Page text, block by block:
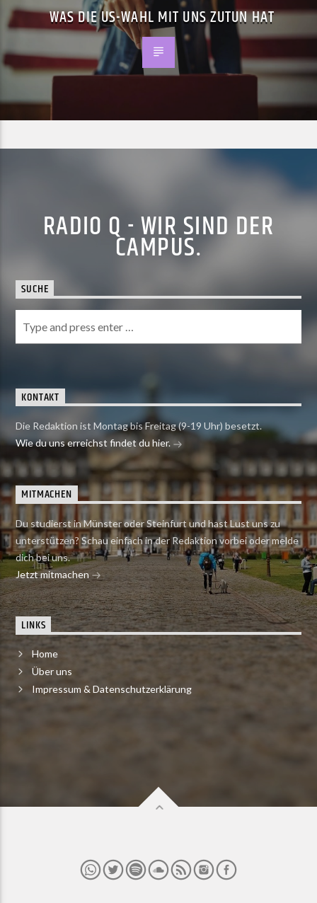
WAS DIE US-WAHL MIT UNS ZUTUN HAT
RADIO Q - WIR SIND DER
CAMPUS.
SUCHE
KONTAKT
Die Redaktion ist Montag bis Freitag (9-19 Uhr) besetzt.
Wie du uns erreichst findet du hier.
MITMACHEN
Du studierst in Münster oder Steinfurt und hast Lust uns zu
unterstützen? Schau einfach in der Redaktion vorbei oder melde
dich bei uns.
Jetzt mitmachen
LINKS
Home
Über uns
Impressum & Datenschutzerklärung